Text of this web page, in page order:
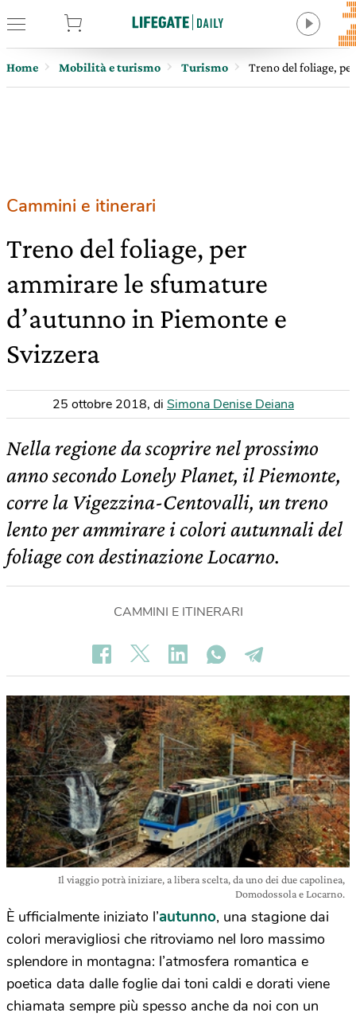
Home Mobilità e turismo Turismo Treno del foliage,
Cammini e itinerari
Treno del foliage, per
ammirare le sfumature
d’autunno in Piemonte e
Svizzera
25 ottobre 2018, di Simona Denise Deiana
Nella regione da scoprire nel prossimo
anno secondo Lonely Planet, il Piemonte,
corre la Vigezzina-Centovalli, un treno
lento per ammirare i colori autunnali del
foliage con destinazione Locarno.
CAMMINI E ITINERARI
Il viaggio potrà iniziare, a libera scelta, da uno dei due capolinea,
Domodossola e Locarno.
È ufficialmente iniziato l’autunno, una stagione dai
colori meravigliosi che ritroviamo nel loro massimo
splendore in montagna: l’atmosfera romantica e
poetica data dalle foglie dai toni caldi e dorati viene
chiamata sempre più spesso anche da noi con un